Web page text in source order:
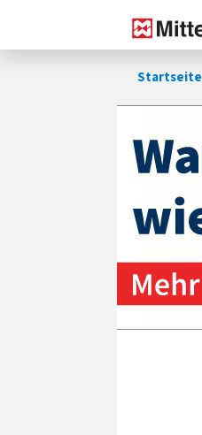
Startseite